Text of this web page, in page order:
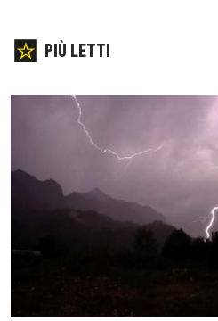
PIÙ LETTI